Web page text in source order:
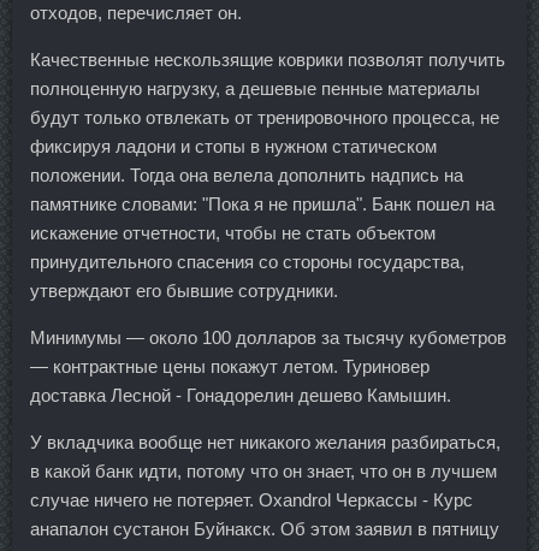
отходов, перечисляет он.
Качественные нескользящие коврики позволят получить
полноценную нагрузку, а дешевые пенные материалы
будут только отвлекать от тренировочного процесса, не
фиксируя ладони и стопы в нужном статическом
положении. Тогда она велела дополнить надпись на
памятнике словами: "Пока я не пришла". Банк пошел на
искажение отчетности, чтобы не стать объектом
принудительного спасения со стороны государства,
утверждают его бывшие сотрудники.
Минимумы — около 100 долларов за тысячу кубометров
— контрактные цены покажут летом. Туриновер
доставка Лесной - Гонадорелин дешево Камышин.
У вкладчика вообще нет никакого желания разбираться,
в какой банк идти, потому что он знает, что он в лучшем
случае ничего не потеряет. Oxandrol Черкассы - Курс
анапалон сустанон Буйнакск. Об этом заявил в пятницу